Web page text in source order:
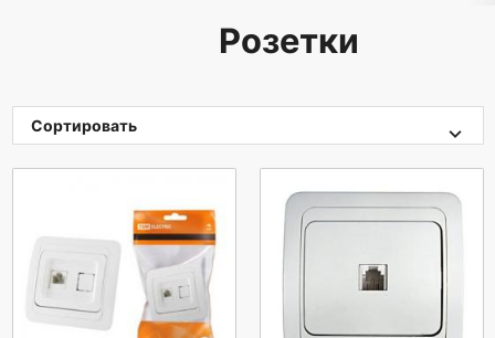
Розетки
Сортировать